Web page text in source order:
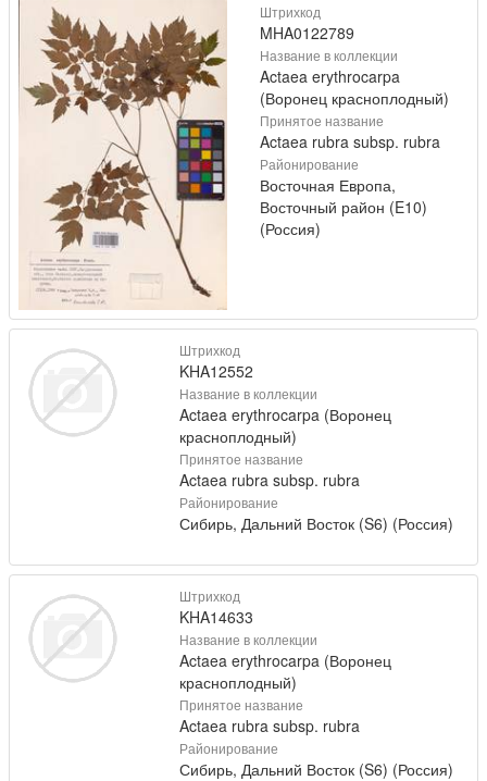
Штрихкод
MHA0122789
Название в коллекции
Actaea erythrocarpa
(Воронец красноплодный)
Принятое название
Actaea rubra subsp. rubra
Районирование
Восточная Европа,
Восточный район (E10)
(Россия)
Штрихкод
KHA12552
Название в коллекции
Actaea erythrocarpa (Воронец
красноплодный)
Принятое название
Actaea rubra subsp. rubra
Районирование
Сибирь, Дальний Восток (S6) (Россия)
Штрихкод
KHA14633
Название в коллекции
Actaea erythrocarpa (Воронец
красноплодный)
Принятое название
Actaea rubra subsp. rubra
Районирование
Сибирь, Дальний Восток (S6) (Россия)